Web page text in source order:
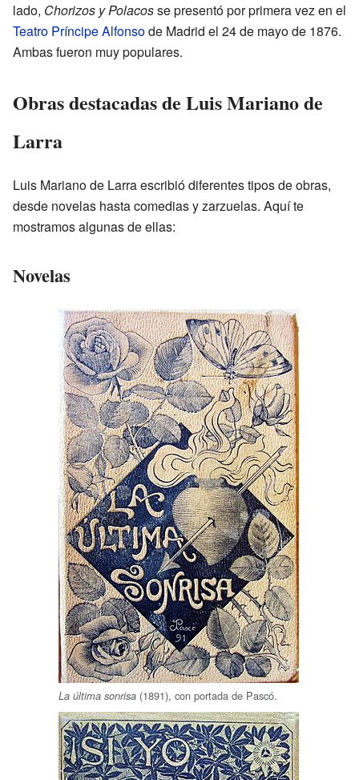
lado, Chorizos y Polacosse presentó por primera vez en el
Teatro Príncipe Alfonsode Madrid el 24 de mayo de 1876.
Ambas fueron muy populares.
Obras destacadas de Luis Mariano de
Larra
Luis Mariano de Larra escribió diferentes tipos de obras,
desde novelas hasta comedias y zarzuelas. Aquí te
mostramos algunas de ellas:
Novelas
La última sonrisa (1891), con portada de Pascó.